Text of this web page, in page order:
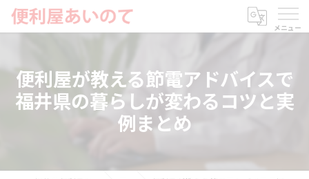
便利屋が教える節電アドバイスで
福井県の暮らしが変わるコツと実
例まとめ